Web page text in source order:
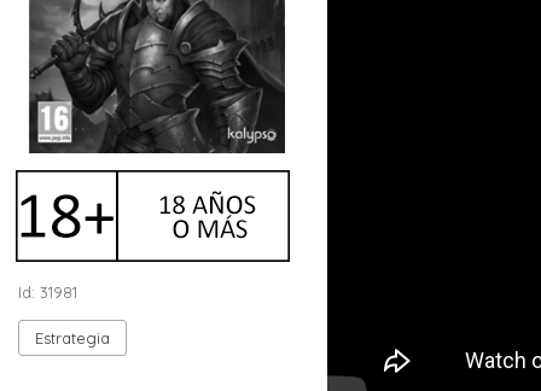
Id: 31981
Estrategia